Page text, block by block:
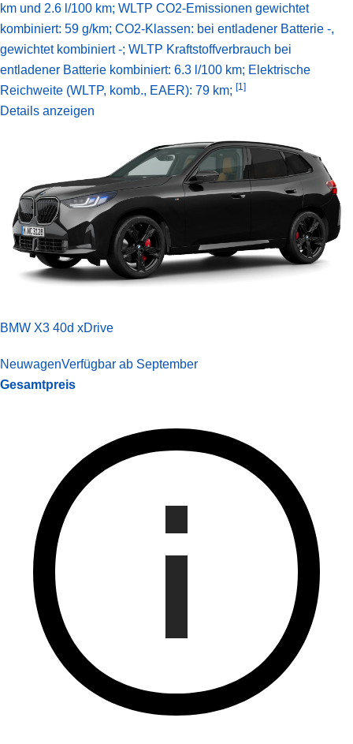
km und 2.6 l/100 km; WLTP CO2-Emissionen gewichtet
kombiniert: 59 g/km; CO2-Klassen: bei entladener Batterie -,
gewichtet kombiniert -; WLTP Kraftstoffverbrauch bei
entladener Batterie kombiniert: 6.3 l/100 km; Elektrische
Reichweite (WLTP, komb., EAER): 79 km; [1]
Details anzeigen
BMW X3 40d xDrive
NeuwagenVerfügbar ab September
Gesamtpreis